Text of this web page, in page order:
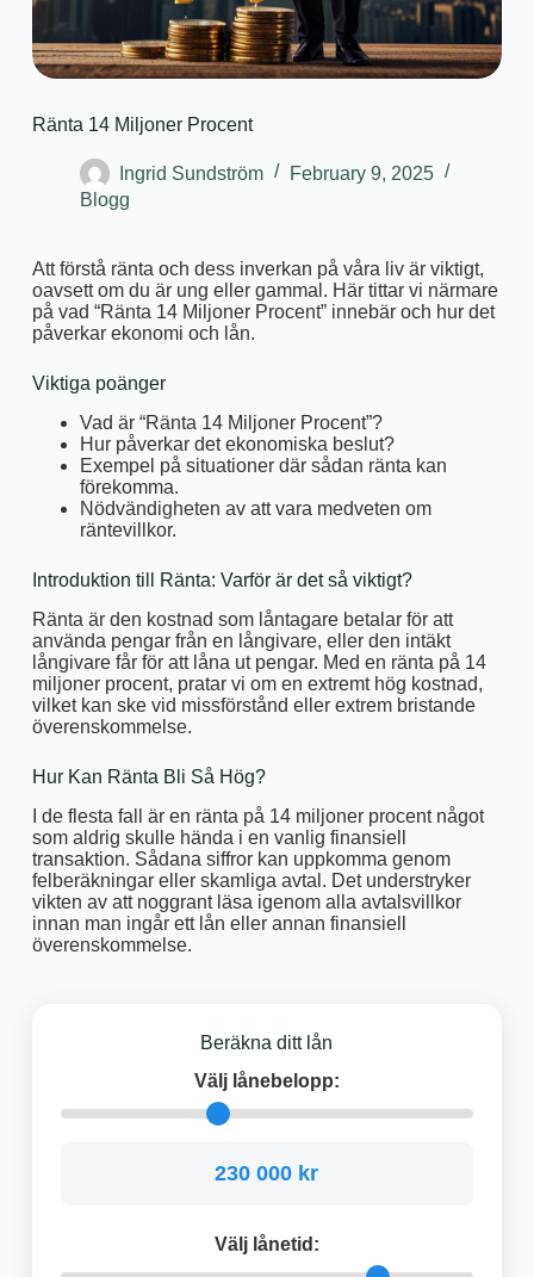
Ränta 14 Miljoner Procent
Ingrid Sundström
February 9, 2025
Blogg
Att förstå ränta och dess inverkan på våra liv är viktigt,
oavsett om du är ung eller gammal. Här tittar vi närmare
på vad “Ränta 14 Miljoner Procent” innebär och hur det
påverkar ekonomi och lån.
Viktiga poänger
Vad är “Ränta 14 Miljoner Procent”?
Hur påverkar det ekonomiska beslut?
Exempel på situationer där sådan ränta kan
förekomma.
Nödvändigheten av att vara medveten om
räntevillkor.
Introduktion till Ränta: Varför är det så viktigt?
Ränta är den kostnad som låntagare betalar för att
använda pengar från en långivare, eller den intäkt
långivare får för att låna ut pengar. Med en ränta på 14
miljoner procent, pratar vi om en extremt hög kostnad,
vilket kan ske vid missförstånd eller extrem bristande
överenskommelse.
Hur Kan Ränta Bli Så Hög?
I de flesta fall är en ränta på 14 miljoner procent något
som aldrig skulle hända i en vanlig finansiell
transaktion. Sådana siffror kan uppkomma genom
felberäkningar eller skamliga avtal. Det understryker
vikten av att noggrant läsa igenom alla avtalsvillkor
innan man ingår ett lån eller annan finansiell
överenskommelse.
Beräkna ditt lån
Välj lånebelopp:
230 000 kr
Välj lånetid: